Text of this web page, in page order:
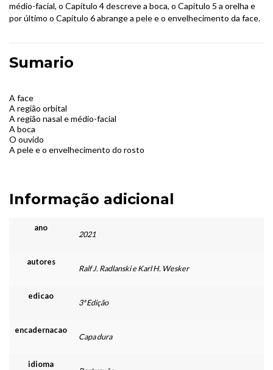
médio-facial, o Capítulo 4 descreve a boca, o Capítulo 5 a orelha e
por último o Capítulo 6 abrange a pele e o envelhecimento da face.
Sumario
A face
A região orbital
A região nasal e médio-facial
A boca
O ouvido
A pele e o envelhecimento do rosto
Informação adicional
ano
2021
autores
Ralf J. Radlanski e Karl H. Wesker
edicao
3ª Edição
encadernacao
Capa dura
idioma